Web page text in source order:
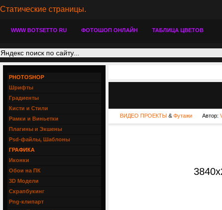
Статические страницы.
WWW BOTSETTO RU ФОТОШОП ОНЛАЙН ТАБЛИЦА ЦВЕТОВ
ВИДЕО ПРОЕКТЫ & Футажи Автор:
PHOTOSHOP
Шрифты
Градиенты
Кисти и Стили
Рамки и Виньетки
Плагины и Экшены
Psd-файлы, Шаблоны
ГРАФИКА
Иконки
Обои на ПК
3D Модели
Скрапбукинг
Png-клипарт